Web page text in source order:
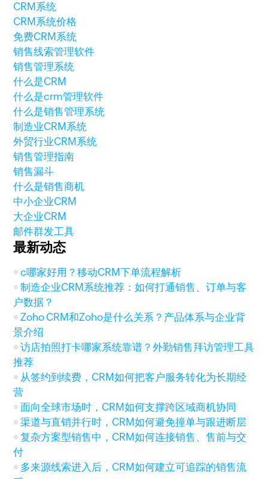
CRM系统
CRM系统价格
免费CRM系统
销售线索管理软件
销售管理系统
什么是CRM
什么是crm管理软件
什么是销售管理系统
制造业CRM系统
外贸行业CRM系统
销售管理指南
销售漏斗
什么是销售商机
中小企业CRM
大企业CRM
邮件群发工具
最新动态
c哪家好用？移动CRM下单流程解析
制造企业CRM系统推荐：如何打通销售、订单与客
户数据？
Zoho CRM和Zoho是什么关系？产品体系与企业背
景介绍
访店拍照打卡哪家系统靠谱？外勤销售拜访管理工具
推荐
从签约到续费，CRM如何把客户服务转化为长期经
营
面向全球市场时，CRM如何支撑跨区域商机协同
渠道与直销并行时，CRM如何避免撞单与跟进断层
复杂方案型销售中，CRM如何连接销售、售前与交
付
多来源线索进入后，CRM如何建立可追踪的销售流